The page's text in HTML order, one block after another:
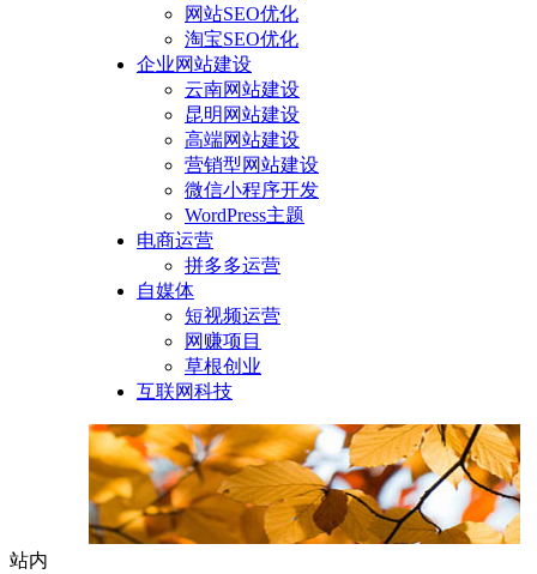
网站SEO优化
淘宝SEO优化
企业网站建设
云南网站建设
昆明网站建设
高端网站建设
营销型网站建设
微信小程序开发
WordPress主题
电商运营
拼多多运营
自媒体
短视频运营
网赚项目
草根创业
互联网科技
站内